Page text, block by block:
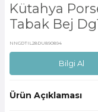
Kütahya
Tabak Bej
NNGDTIL28DU890894
Bilgi Al
Ürün Açıklaması